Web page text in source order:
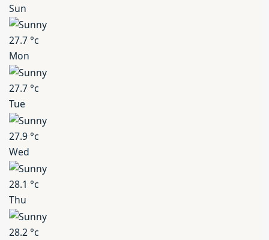
Sun
27.7°c
Mon
27.7°c
Tue
27.9°c
Wed
28.1 °c
Thu
28.2°c